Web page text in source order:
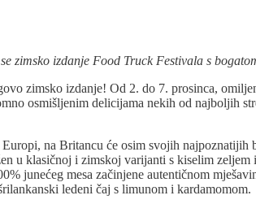
zimsko izdanje Food Truck Festivala s
zimsko izdanje! Od 2. do 7. prosinca,
osmišljenim delicijama nekih od najboljih
na Britancu će osim svojih
u klasičnoj i zimskoj varijanti s kiselim
junećeg mesa začinjene autentičnom
ledeni čaj s limunom i kardamomom.